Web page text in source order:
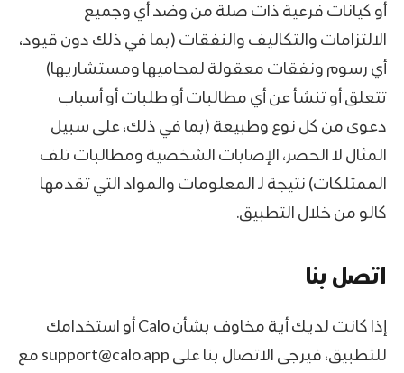
أو كيانات فرعية ذات صلة من وضد أي وجميع
الالتزامات والتكاليف والنفقات (بما في ذلك دون قيود،
أي رسوم ونفقات معقولة لمحاميها ومستشاريها)
تتعلق أو تنشأ عن أي مطالبات أو طلبات أو أسباب
دعوى من كل نوع وطبيعة (بما في ذلك، على سبيل
المثال لا الحصر، الإصابات الشخصية ومطالبات تلف
الممتلكات) نتيجة لـ المعلومات والمواد التي تقدمها
كالو من خلال التطبيق.
اتصل بنا
إذا كانت لديك أية مخاوف بشأن Calo أو استخدامك
للتطبيق، فيرجى الاتصال بنا على support@calo.app مع